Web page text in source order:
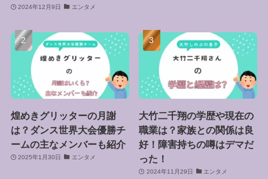
2024年12月9日 エンタメ
煌めきグリッターの月謝
は？ダンス世界大会優勝チ
ームの主なメンバーも紹介
2025年1月30日 エンタメ
大竹二千翔の学歴や現在の
職業は？家族との関係は良
好！障害持ちの噂はデマだ
った！
2024年11月29日 エンタメ